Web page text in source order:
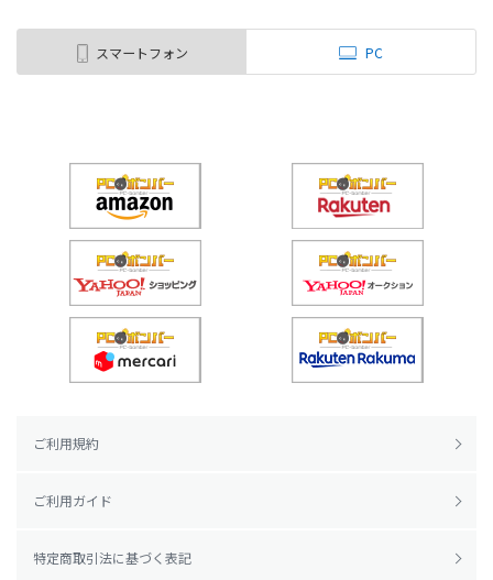
スマートフォン PC
ご利用規約
ご利用ガイド
特定商取引法に基づく表記